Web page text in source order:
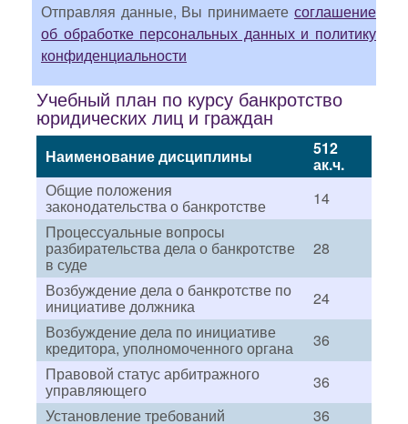
Отправляя данные, Вы принимаете соглашение
об обработке персональных данных и политику
конфиденциальности
Учебный план по курсу банкротство
юридических лиц и граждан
Наименование дисциплины 512
ак.ч.
Общие положения
законодательства о банкротстве
14
Процессуальные вопросы
разбирательства дела о банкротстве
в суде
28
Возбуждение дела о банкротстве по
инициативе должника
24
Возбуждение дела по инициативе
кредитора, уполномоченного органа
36
Правовой статус арбитражного
управляющего
36
Установление требований
36